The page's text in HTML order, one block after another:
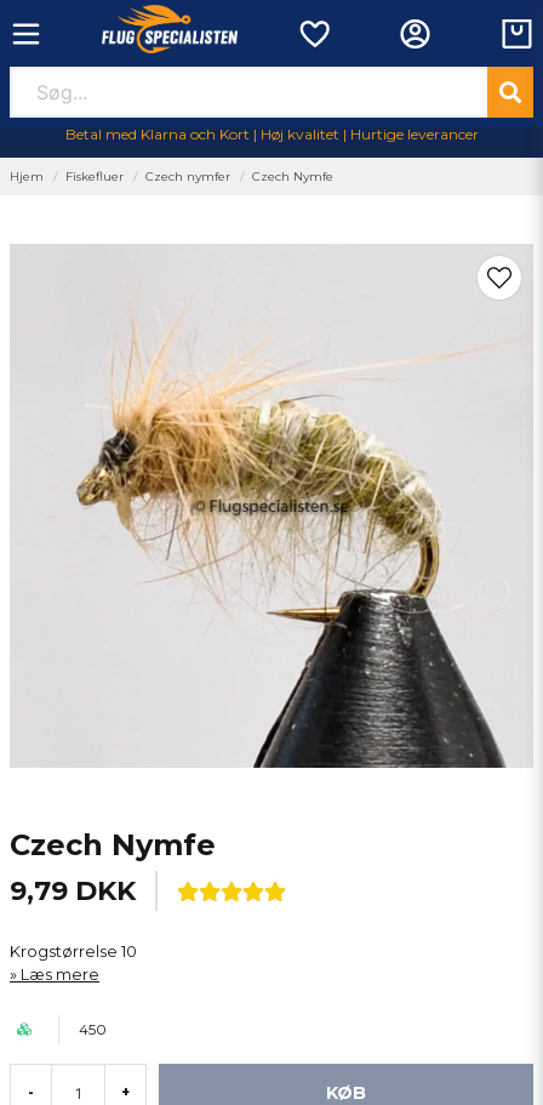
Betal med Klarna och Kort | Høj kvalitet | Hurtige leverancer
Hjem Fiskefluer Czech nymfer Czech Nymfe
Czech Nymfe
9,79 DKK
Krogstørrelse 10
Læs mere
450
- + KØB